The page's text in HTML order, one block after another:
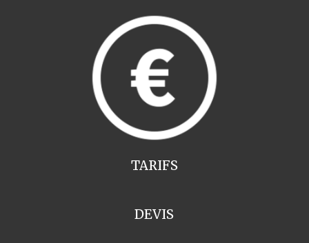
TARIFS
DEVIS